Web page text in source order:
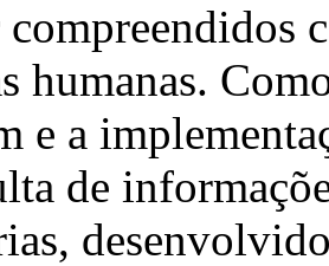
humanas.
e a
de